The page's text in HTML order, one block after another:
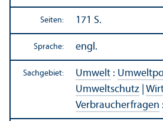
Seiten: 171 S.
Sprache: engl.
Sachgebiet: Umwelt :
Umweltschutz
Verbraucherfragen :